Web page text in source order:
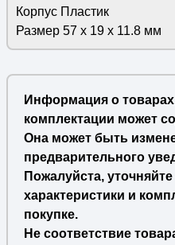
Корпус Пластик
Размер 57 x 19 x 11.8 мм
Информация о
комплектации может
Она может быть
предварительного
Пожалуйста,
характеристики и
покупке.
Не соответствие